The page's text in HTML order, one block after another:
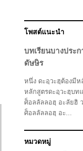
โพสต์แนะนำ
บทเรียนบางประ
ดัษษิร
หนึ่ง ดะอฺวะฮฺต้องมีห
หลักสูตรดะอฺวะฮฺบท
ศ็อลลัลลอฮฺ อะลัยฮิ
ศ็อลลัลลอฮฺ อะ...
หมวดหมู่